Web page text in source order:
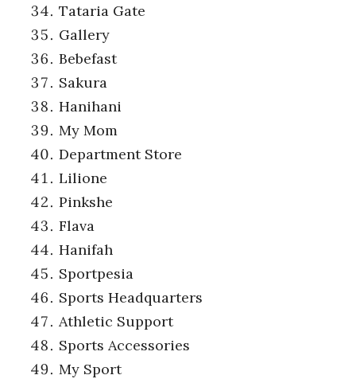
Tataria Gate
Gallery
Bebefast
Sakura
Hanihani
My Mom
Department Store
Lilione
Pinkshe
Flava
Hanifah
Sportpesia
Sports Headquarters
Athletic Support
Sports Accessories
My Sport